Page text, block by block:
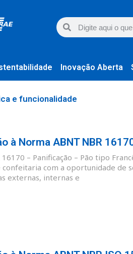
Inovação Aberta
e funcionalidade
à Norma ABNT NBR
16170 – Panificação – Pão tipo
confeitaria com a oportunidade de
externas, internas e